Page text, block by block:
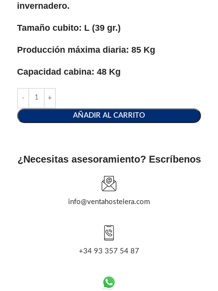
invernadero.
Tamaño cubito: L (39 gr.)
Producción máxima diaria: 85 Kg
Capacidad cabina: 48 Kg
AÑADIR AL CARRITO
¿Necesitas asesoramiento? Escríbenos
info@ventahostelera.com
+34 93 357 54 87